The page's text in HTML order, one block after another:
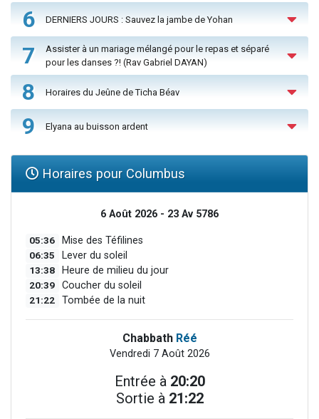
6 DERNIERS JOURS : Sauvez la jambe de Yohan
7
Assister à un mariage mélangé pour le repas et séparé
pour les danses ?! (Rav Gabriel DAYAN)
8 Horaires du Jeûne de Ticha Béav
9 Elyana au buisson ardent
Horaires pour Columbus
6 Août 2026 - 23 Av 5786
05:36 Mise des Téfilines
06:35 Lever du soleil
13:38 Heure de milieu du jour
20:39 Coucher du soleil
21:22 Tombée de la nuit
Chabbath Réé
Vendredi 7 Août 2026
Entrée à 20:20
Sortie à 21:22